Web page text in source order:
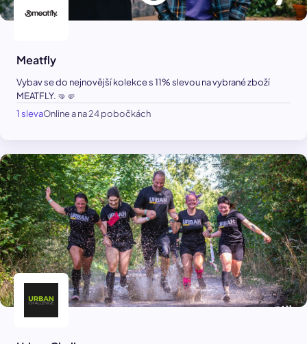
Meatfly
Vybav se do nejnovější kolekce s 11% slevou na vybrané zboží
MEATFLY. 🤜🤛
1 slevaOnline a na 24 pobočkách